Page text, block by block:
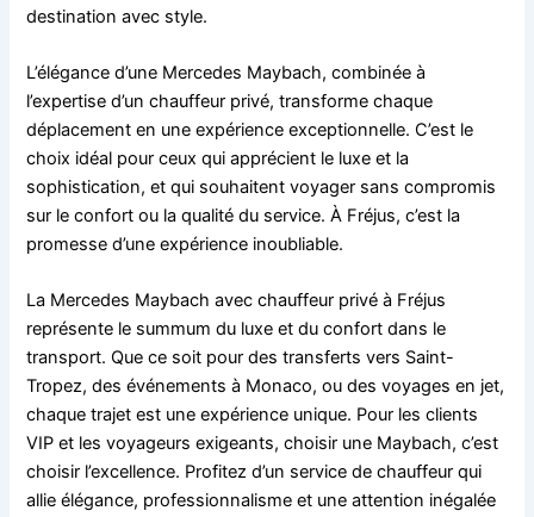
destination avec style.
L’élégance d’une Mercedes Maybach, combinée à
l’expertise d’un chauffeur privé, transforme chaque
déplacement en une expérience exceptionnelle. C’est le
choix idéal pour ceux qui apprécient le luxe et la
sophistication, et qui souhaitent voyager sans compromis
sur le confort ou la qualité du service. À Fréjus, c’est la
promesse d’une expérience inoubliable.
La Mercedes Maybach avec chauffeur privé à Fréjus
représente le summum du luxe et du confort dans le
transport. Que ce soit pour des transferts vers Saint-
Tropez, des événements à Monaco, ou des voyages en jet,
chaque trajet est une expérience unique. Pour les clients
VIP et les voyageurs exigeants, choisir une Maybach, c’est
choisir l’excellence. Profitez d’un service de chauffeur qui
allie élégance, professionnalisme et une attention inégalée